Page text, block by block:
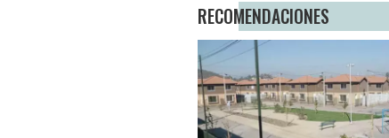
RECOMENDACIONES